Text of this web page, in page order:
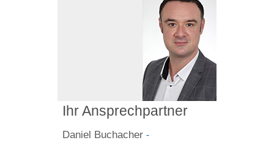
Ihr Ansprechpartner
Daniel Buchacher -